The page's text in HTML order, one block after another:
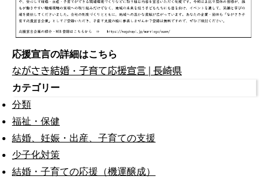
応援宣言の詳細はこちら
ながさき結婚・子育て応援宣言 | 長崎県
カテゴリー
分類
福祉・保健
結婚、妊娠・出産、子育ての支援
少子化対策
結婚・子育ての応援（機運醸成）